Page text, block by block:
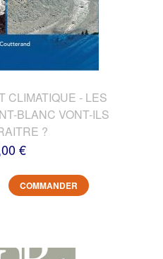
CLIMATIQUE - LES
BLANC VONT-ILS
?
€
COMMANDER